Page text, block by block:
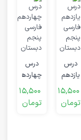
درس
یازدهم
فارسی
پنجم
دبستان
15,500
تومان
درس
چهاردهم
فارسی
پنجم
دبستان
15,500
تومان